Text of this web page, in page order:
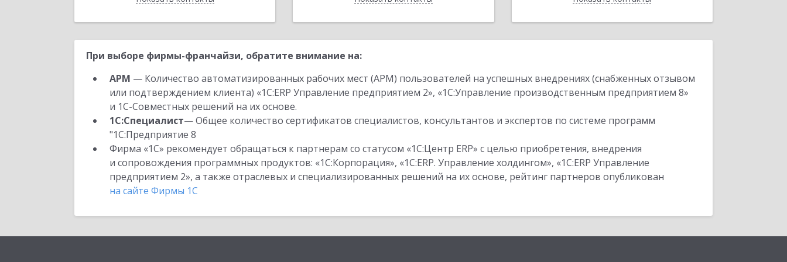
При выборе фирмы-франчайзи, обратите внимание на:
АРМ — Количество автоматизированных рабочих мест (АРМ) пользователей на успешных внедрениях (снабженных отзывом
или подтверждением клиента) «1С:ERP Управление предприятием 2», «1С:Управление производственным предприятием 8»
и 1С-Совместных решений на их основе.
1С:Специалист— Общее количество сертификатов специалистов, консультантов и экспертов по системе программ
"1С:Предприятие 8
Фирма «1С» рекомендует обращаться к партнерам со статусом «1С:Центр ERP» с целью приобретения, внедрения
и сопровождения программных продуктов: «1С:Корпорация», «1С:ERP. Управление холдингом», «1С:ERP Управление
предприятием 2», а также отраслевых и специализированных решений на их основе, рейтинг партнеров опубликован
на сайте Фирмы 1С